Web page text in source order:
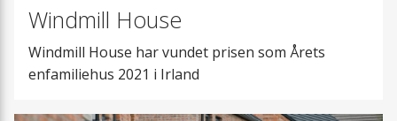
Windmill House
Windmill House har vundet prisen som Årets
enfamiliehus 2021 i Irland